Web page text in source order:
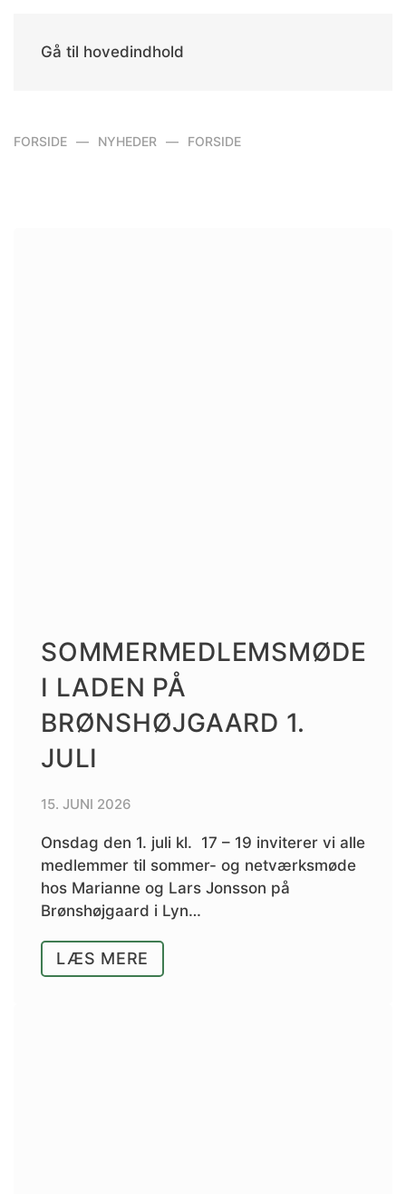
Gå til hovedindhold
FORSIDE NYHEDER FORSIDE
SOMMERMEDLEMSMØDE
I LADEN PÅ
BRØNSHØJGAARD 1.
JULI
15. JUNI 2026
Onsdag den 1. juli kl. 17 – 19 inviterer vi alle
medlemmer til sommer- og netværksmøde
hos Marianne og Lars Jonsson på
Brønshøjgaard i Lyn…
LÆS MERE